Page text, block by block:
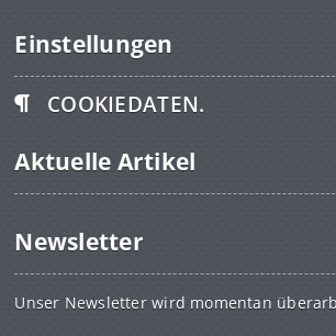
Einstellungen
COOKIEDATEN.
Aktuelle Artikel
Newsletter
Unser Newsletter wird momentan